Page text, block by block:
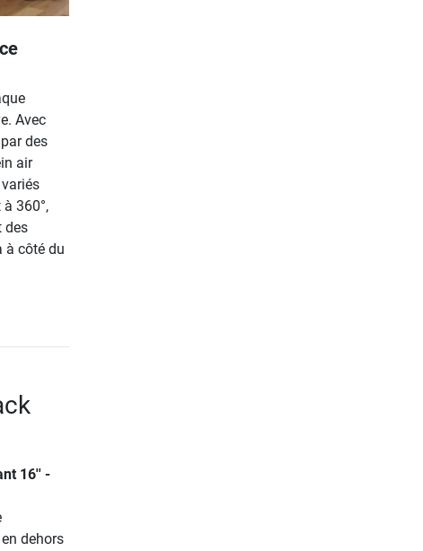
Avec
des
air
360°,
des
à côté du
16'' -
dehors